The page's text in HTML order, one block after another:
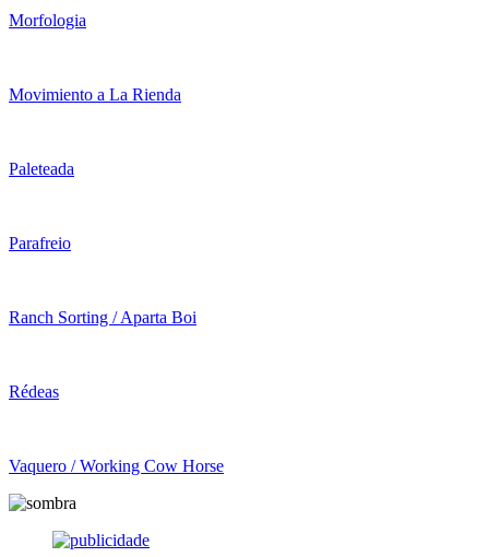
Morfologia
Movimiento a La Rienda
Paleteada
Parafreio
Ranch Sorting / Aparta Boi
Rédeas
Vaquero / Working Cow Horse